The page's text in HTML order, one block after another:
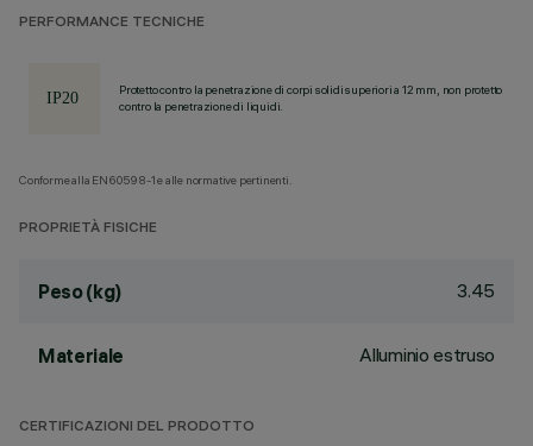
PERFORMANCE TECNICHE
Protetto contro la penetrazione di corpi solidi superiori a 12 mm, non protetto
contro la penetrazione di liquidi.
Conforme alla EN60598-1 e alle normative pertinenti.
PROPRIETÀ FISICHE
Peso (kg) 3.45
Materiale Alluminio estruso
CERTIFICAZIONI DEL PRODOTTO